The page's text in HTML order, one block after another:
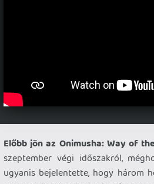
Előbb jön az Onimusha: Way of
szeptember végi időszakról,
ugyanis bejelentette, hogy három